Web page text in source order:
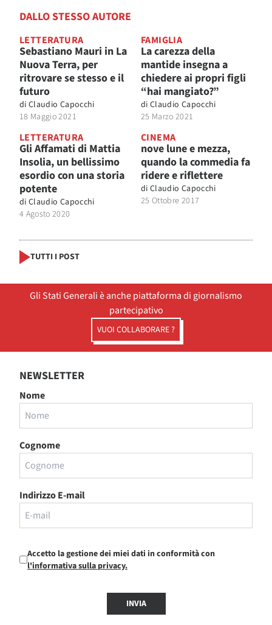
DALLO STESSO AUTORE
LETTERATURA
Sebastiano Mauri in La
Nuova Terra, per
ritrovare se stesso e il
futuro
di Claudio Capocchi
18 Maggio 2021
FAMIGLIA
La carezza della
mantide insegna a
chiedere ai propri figli
“hai mangiato?”
di Claudio Capocchi
25 Marzo 2021
LETTERATURA
Gli Affamati di Mattia
Insolia, un bellissimo
esordio con una storia
potente
di Claudio Capocchi
4 Agosto 2020
CINEMA
nove lune e mezza,
quando la commedia fa
ridere e riflettere
di Claudio Capocchi
25 Ottobre 2017
TUTTI I POST
Gli Stati Generali è anche piattaforma di giornalismo
partecipativo
VUOI COLLABORARE ?
NEWSLETTER
Nome
Cognome
Indirizzo E-mail
Accetto la gestione dei miei dati in conformità con
l'informativa sulla privacy.
INVIA